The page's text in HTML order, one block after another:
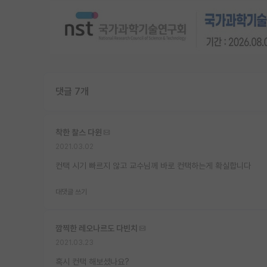
댓글 7개
착한 찰스 다윈
컨택 시기 빠르지 않고 교수님께 바로 컨택하는게 확실합니다
대댓글 쓰기
깜찍한 레오나르도 다빈치
혹시 컨택 해보셨나요?